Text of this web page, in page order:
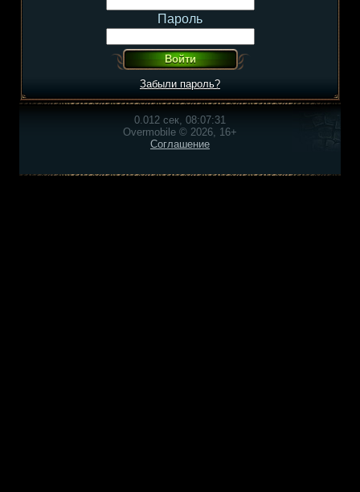
Пароль
Забыли пароль?
0.012 сек, 08:07:31
Overmobile © 2026, 16+
Соглашение